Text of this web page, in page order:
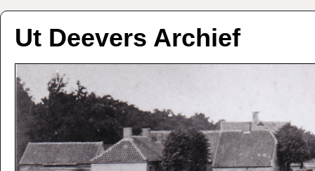
Ut Deevers Archief